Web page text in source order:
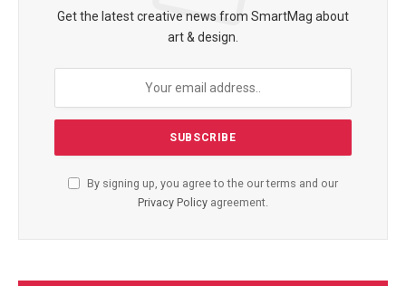
Get the latest creative news from SmartMag about
art & design.
By signing up, you agree to the our terms and our
Privacy Policy agreement.